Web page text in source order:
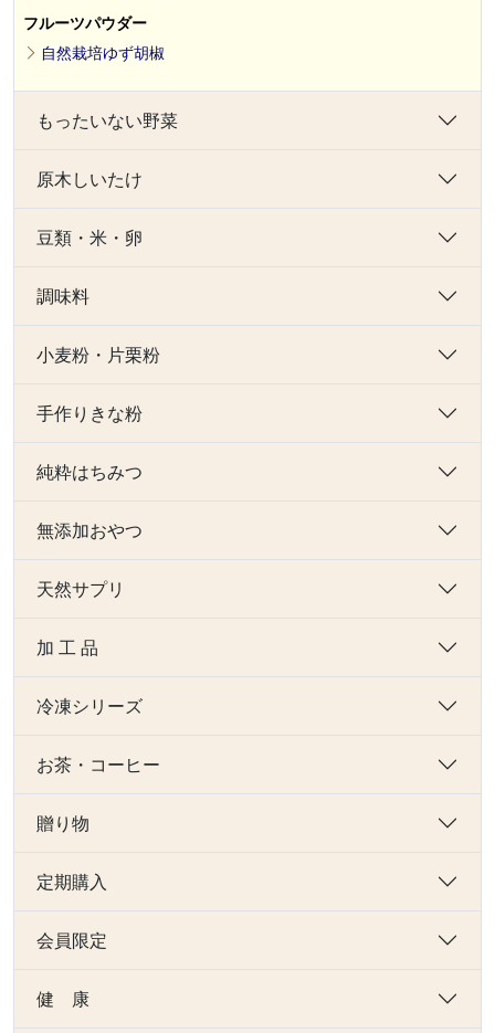
フルーツパウダー
自然栽培ゆず胡椒
もったいない野菜
原木しいたけ
豆類・米・卵
調味料
小麦粉・片栗粉
手作りきな粉
純粋はちみつ
無添加おやつ
天然サプリ
加 工 品
冷凍シリーズ
お茶・コーヒー
贈り物
定期購入
会員限定
健 康